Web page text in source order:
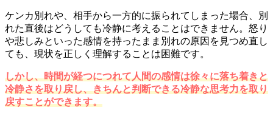
ケンカ別れや、相手から一方的に振られてしまった場合、別
れた直後はどうしても冷静に考えることはできません。怒り
や悲しみといった感情を持ったまま別れの原因を見つめ直し
ても、現状を正しく理解することは困難です。
しかし、時間が経つにつれて人間の感情は徐々に落ち着きと
冷静さを取り戻し、きちんと判断できる冷静な思考力を取り
戻すことができます。